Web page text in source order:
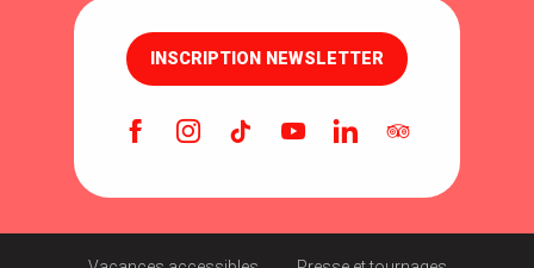
INSCRIPTION NEWSLETTER